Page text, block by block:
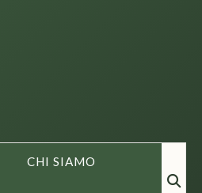
CHI SIAMO